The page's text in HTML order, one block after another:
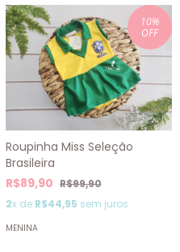
10%
OFF
Roupinha Miss Seleção
Brasileira
R$89,90 R$99,90
2x de R$44,95 sem juros
MENINA